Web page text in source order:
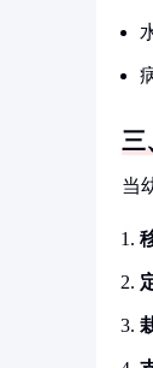
三
当